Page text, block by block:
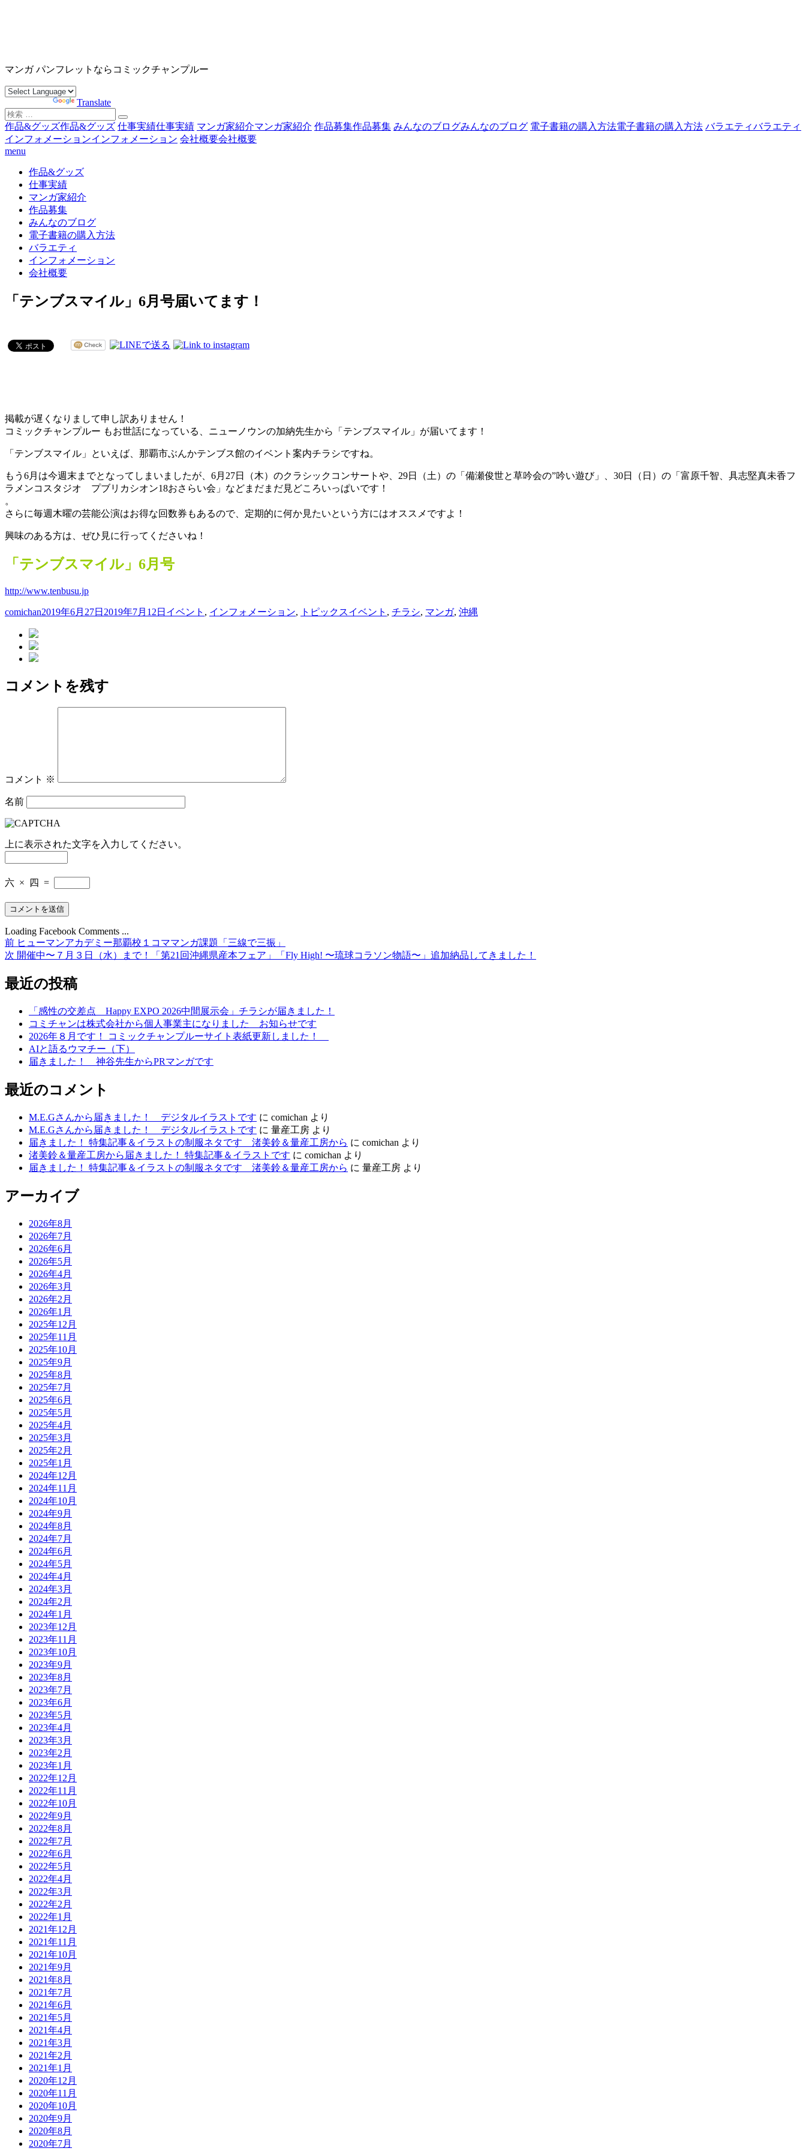
ツ
ス
ッ
プ
マンガ パンフレットならコミックチャンプルー
Translate
検
索
対
象:
作品&グッズ作品&グッズ 仕事実績仕事実績 マンガ家紹介マンガ家紹介 作品募集作品募集 みんなのブログみんなのブログ 電子書籍の購入方法電子書籍の購入方法 バラエティバラエティ
インフォメーションインフォメーション 会社概要会社概要
menu
作品&グッズ
仕事実績
マンガ家紹介
作品募集
みんなのブログ
電子書籍の購入方法
バラエティ
インフォメーション
会社概要
「テンブスマイル」6月号届いてます！
掲載が遅くなりまして申し訳ありません！
コミックチャンプルー もお世話になっている、ニューノウンの加納先生から「テンブスマイル」が届いてます！
「テンブスマイル」といえば、那覇市ぶんかテンブス館のイベント案内チラシですね。
もう6月は今週末までとなってしまいましたが、6月27日（木）のクラシックコンサートや、29日（土）の「備瀬俊世と草吟会の”吟い遊び」、30日（日）の「富原千智、具志堅真未香フ
ラメンコスタジオ プブリカシオン18おさらい会」などまだまだ見どころいっぱいです！
。
さらに毎週木曜の芸能公演はお得な回数券もあるので、定期的に何か見たいという方にはオススメですよ！
興味のある方は、ぜひ見に行ってくださいね！
「テンブスマイル」6月号
http://www.tenbusu.jp
投
comichan投
2019年6月27日 2019年7月12日 カ
イベント , インフォメーション, トピックスタ
イベント , チラシ, マンガ, 沖縄
コメントを残す
コメント ※
名前
上に表示された文字を入力してください。
六 × 四 =
Loading Facebook Comments ...
投
稿
ナ
ョ
ン
前 前
の
稿:
ヒューマンアカデミー那覇校１コママンガ課題「三線で三振」
次 次
投
稿:
開催中〜７月３日（水）まで！「第21回沖縄県産本フェア」「Fly High! 〜琉球コラソン物語〜」追加納品してきました！
最近の投稿
「感性の交差点 Happy EXPO 2026中間展示会」チラシが届きました！
コミチャンは株式会社から個人事業主になりました お知らせです
2026年８月です！ コミックチャンプルーサイト表紙更新しました！
AIと語るウマチー（下）
届きました！ 神谷先生からPRマンガです
最近のコメント
M.E.Gさんから届きました！ デジタルイラストです に comichan より
M.E.Gさんから届きました！ デジタルイラストです に 量産工房 より
届きました！ 特集記事＆イラストの制服ネタです 渚美鈴＆量産工房から に comichan より
渚美鈴＆量産工房から届きました！ 特集記事＆イラストです に comichan より
届きました！ 特集記事＆イラストの制服ネタです 渚美鈴＆量産工房から に 量産工房 より
アーカイブ
2026年8月
2026年7月
2026年6月
2026年5月
2026年4月
2026年3月
2026年2月
2026年1月
2025年12月
2025年11月
2025年10月
2025年9月
2025年8月
2025年7月
2025年6月
2025年5月
2025年4月
2025年3月
2025年2月
2025年1月
2024年12月
2024年11月
2024年10月
2024年9月
2024年8月
2024年7月
2024年6月
2024年5月
2024年4月
2024年3月
2024年2月
2024年1月
2023年12月
2023年11月
2023年10月
2023年9月
2023年8月
2023年7月
2023年6月
2023年5月
2023年4月
2023年3月
2023年2月
2023年1月
2022年12月
2022年11月
2022年10月
2022年9月
2022年8月
2022年7月
2022年6月
2022年5月
2022年4月
2022年3月
2022年2月
2022年1月
2021年12月
2021年11月
2021年10月
2021年9月
2021年8月
2021年7月
2021年6月
2021年5月
2021年4月
2021年3月
2021年2月
2021年1月
2020年12月
2020年11月
2020年10月
2020年9月
2020年8月
2020年7月